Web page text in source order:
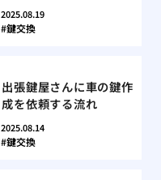
2025.08.19
鍵交換
出張鍵屋さんに車の鍵作
成を依頼する流れ
2025.08.14
鍵交換